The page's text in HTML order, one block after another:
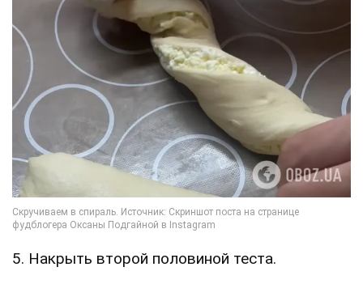
5. Накрыть второй половиной теста.